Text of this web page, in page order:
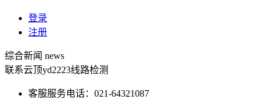
登录
注册
综合新闻 news
联系云顶yd2223线路检测
客服服务电话：021-64321087